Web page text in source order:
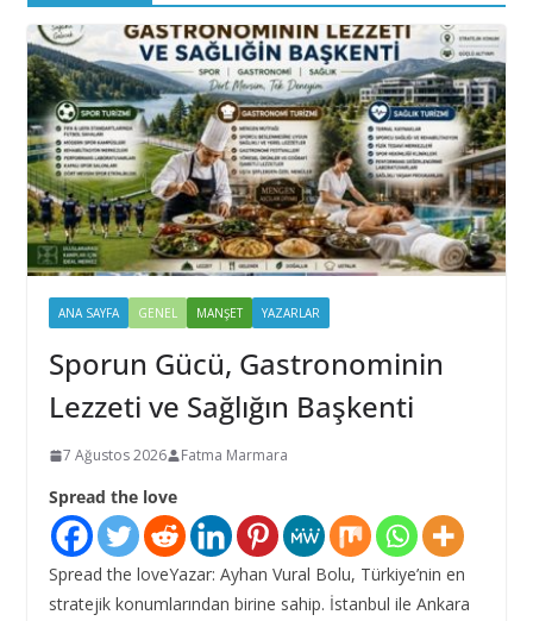
ANA SAYFA GENEL MANŞET YAZARLAR
Sporun Gücü, Gastronominin
Lezzeti ve Sağlığın Başkenti
7 Ağustos 2026 Fatma Marmara
Spread the love
Spread the loveYazar: Ayhan Vural Bolu, Türkiye’nin en
stratejik konumlarından birine sahip. İstanbul ile Ankara